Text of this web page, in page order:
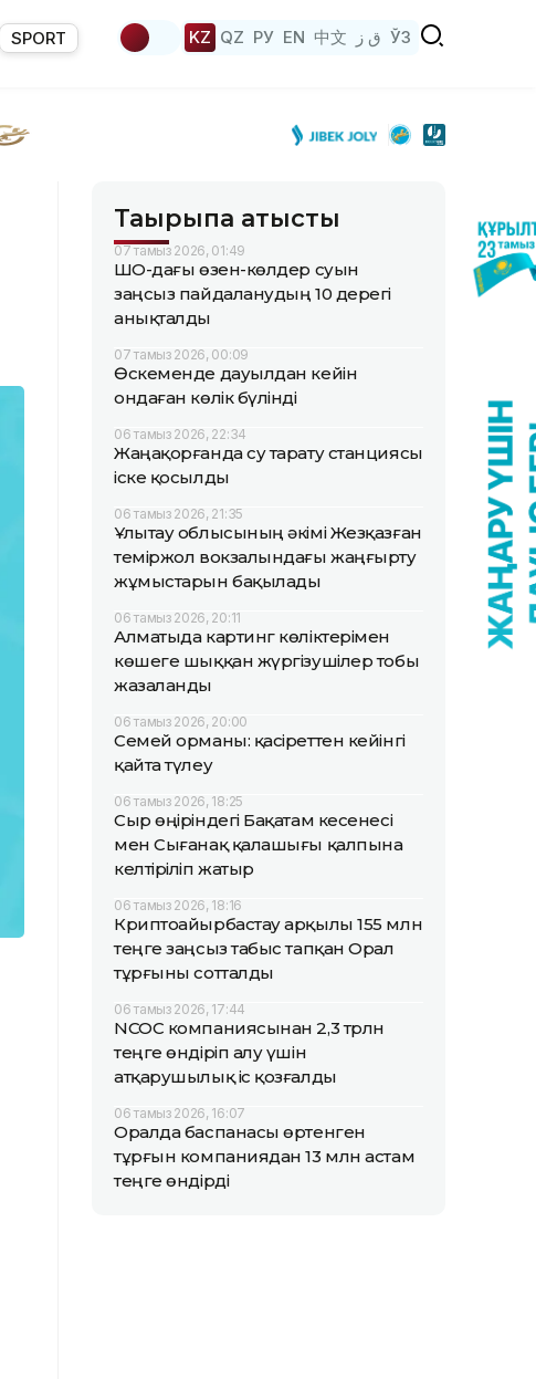
SPORT KZ QZ РУ EN 中文 ق ز ЎЗ
Тақырыпқа қатысты
07 тамыз 2026, 01:49
ШҚО-дағы өзен-көлдер суын
заңсыз пайдаланудың 10 дерегі
анықталды
07 тамыз 2026, 00:09
Өскеменде дауылдан кейін
ондаған көлік бүлінді
06 тамыз 2026, 22:34
Жаңақорғанда су тарату станциясы
іске қосылды
06 тамыз 2026, 21:35
Ұлытау облысының әкімі Жезқазған
теміржол вокзалындағы жаңғырту
жұмыстарын бақылады
06 тамыз 2026, 20:11
Алматыда картинг көліктерімен
көшеге шыққан жүргізушілер тобы
жазаланды
06 тамыз 2026, 20:00
Семей орманы: қасіреттен кейінгі
қайта түлеу
06 тамыз 2026, 18:25
Сыр өңіріндегі Бақатам кесенесі
мен Сығанақ қалашығы қалпына
келтіріліп жатыр
06 тамыз 2026, 18:16
Криптоайырбастау арқылы 155 млн
теңге заңсыз табыс тапқан Орал
тұрғыны сотталды
06 тамыз 2026, 17:44
NCOC компаниясынан 2,3 трлн
теңге өндіріп алу үшін
атқарушылық іс қозғалды
06 тамыз 2026, 16:07
Оралда баспанасы өртенген
тұрғын компаниядан 13 млн астам
теңге өндірді